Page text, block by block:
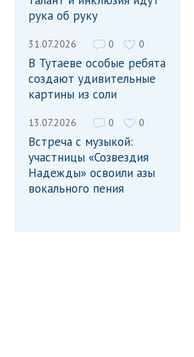
рука об руку
31.07.2026 0 0
В Тутаеве особые ребята
создают удивительные
картины из соли
13.07.2026 0 0
Встреча с музыкой:
участницы «Созвездия
Надежды» освоили азы
вокального пения